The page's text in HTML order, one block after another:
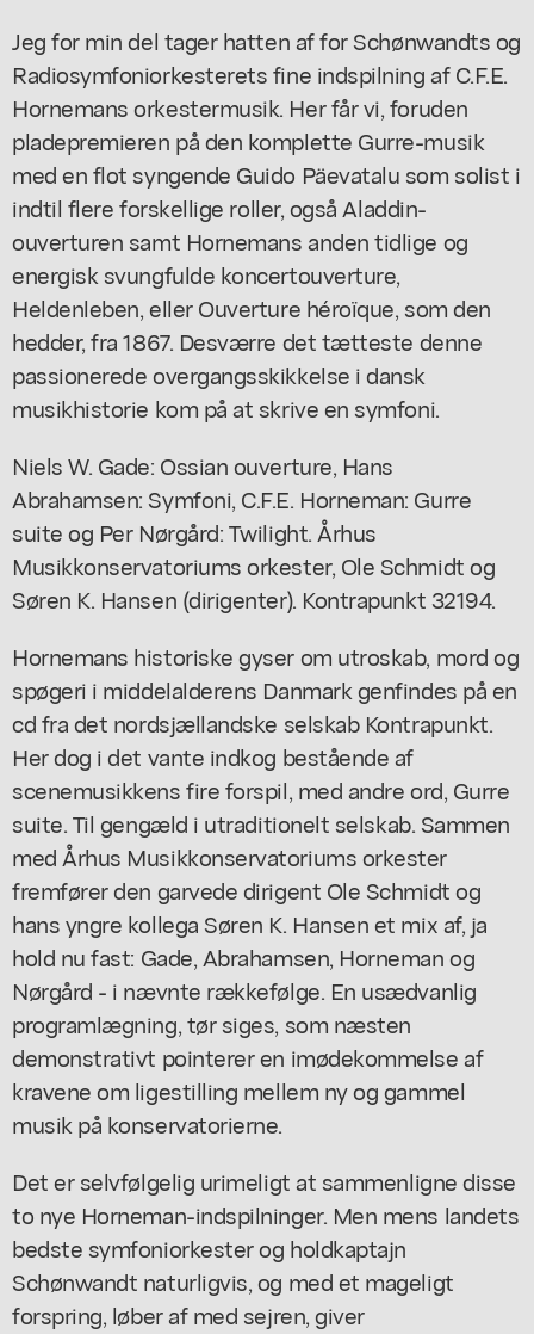
Jeg for min del tager hatten af for Schønwandts og
Radiosymfoniorkesterets fine indspilning af C.F.E.
Hornemans orkestermusik. Her får vi, foruden
pladepremieren på den komplette Gurre-musik
med en flot syngende Guido Päevatalu som solist i
indtil flere forskellige roller, også Aladdin-
ouverturen samt Hornemans anden tidlige og
energisk svungfulde koncertouverture,
Heldenleben, eller Ouverture héroïque, som den
hedder, fra 1867. Desværre det tætteste denne
passionerede overgangsskikkelse i dansk
musikhistorie kom på at skrive en symfoni.
Niels W. Gade: Ossian ouverture, Hans
Abrahamsen: Symfoni, C.F.E. Horneman: Gurre
suite og Per Nørgård: Twilight. Århus
Musikkonservatoriums orkester, Ole Schmidt og
Søren K. Hansen (dirigenter). Kontrapunkt 32194.
Hornemans historiske gyser om utroskab, mord og
spøgeri i middelalderens Danmark genfindes på en
cd fra det nordsjællandske selskab Kontrapunkt.
Her dog i det vante indkog bestående af
scenemusikkens fire forspil, med andre ord, Gurre
suite. Til gengæld i utraditionelt selskab. Sammen
med Århus Musikkonservatoriums orkester
fremfører den garvede dirigent Ole Schmidt og
hans yngre kollega Søren K. Hansen et mix af, ja
hold nu fast: Gade, Abrahamsen, Horneman og
Nørgård - i nævnte rækkefølge. En usædvanlig
programlægning, tør siges, som næsten
demonstrativt pointerer en imødekommelse af
kravene om ligestilling mellem ny og gammel
musik på konservatorierne.
Det er selvfølgelig urimeligt at sammenligne disse
to nye Horneman-indspilninger. Men mens landets
bedste symfoniorkester og holdkaptajn
Schønwandt naturligvis, og med et mageligt
forspring, løber af med sejren, giver